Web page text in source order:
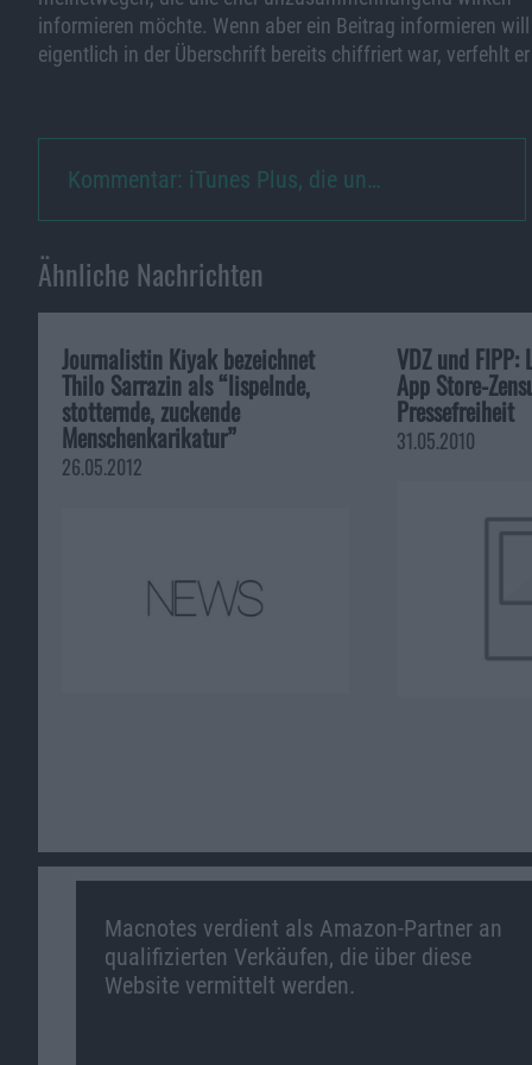
informieren möchte. Wenn aber ein Beitrag informieren
eigentlich in der Überschrift bereits chiffriert war, verfehlt
Kommentar: iTunes Plus, die un…
Ähnliche Nachrichten
Journalistin Kiyak bezeichnet
Thilo Sarrazin als “lispelnde,
stotternde, zuckende
Menschenkarikatur”
26.05.2012
VDZ und FIPP:
App Store-
Pressefreiheit
31.05.2010
Macnotes verdient als Amazon-Partner an
qualifizierten Verkäufen, die über diese
Website vermittelt werden.